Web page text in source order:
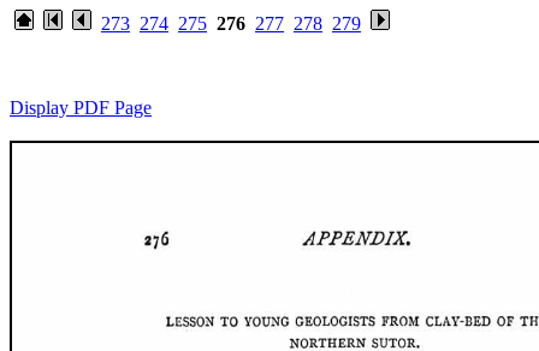
273 274 275 276 277 278 279
Display PDF Page